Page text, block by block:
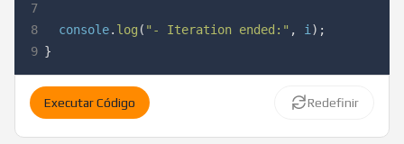
7
8
9
  console
. log ( "- Iteration ended:" , i ) ;
}
Executar Código Redefinir